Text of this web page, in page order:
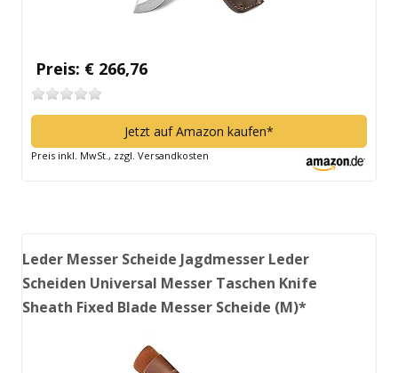
Preis: € 266,76
Jetzt auf Amazon kaufen*
Preis inkl. MwSt., zzgl. Versandkosten
Leder Messer Scheide Jagdmesser Leder
Scheiden Universal Messer Taschen Knife
Sheath Fixed Blade Messer Scheide (M)*